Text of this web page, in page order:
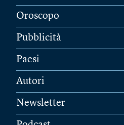
Oroscopo
Pubblicità
Paesi
Autori
Newsletter